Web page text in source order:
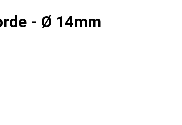
- Ø 14mm